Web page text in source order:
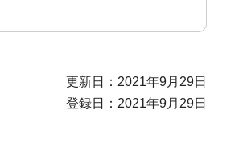
更新日：2021年9月29日
登録日：2021年9月29日